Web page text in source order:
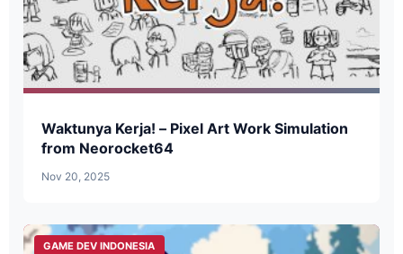
Waktunya Kerja! – Pixel Art Work Simulation
from Neorocket64
Nov 20, 2025
GAME DEV INDONESIA